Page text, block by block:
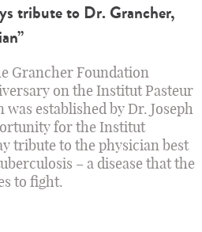
tribute to Dr. Grancher,
Grancher Foundation
on the Institut Pasteur
established by Dr. Joseph
for the Institut
tribute to the physician best
– a disease that the
to fight.